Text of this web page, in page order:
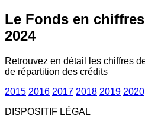
Le Fonds en chiffres
2024
Retrouvez en détail les chiffres
de répartition des crédits
2015 2016 2017 2018 2019 2020
DISPOSITIF LÉGAL